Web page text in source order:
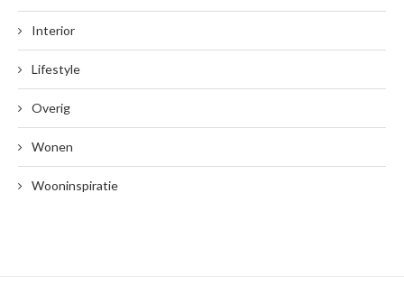
Interior
Lifestyle
Overig
Wonen
Wooninspiratie